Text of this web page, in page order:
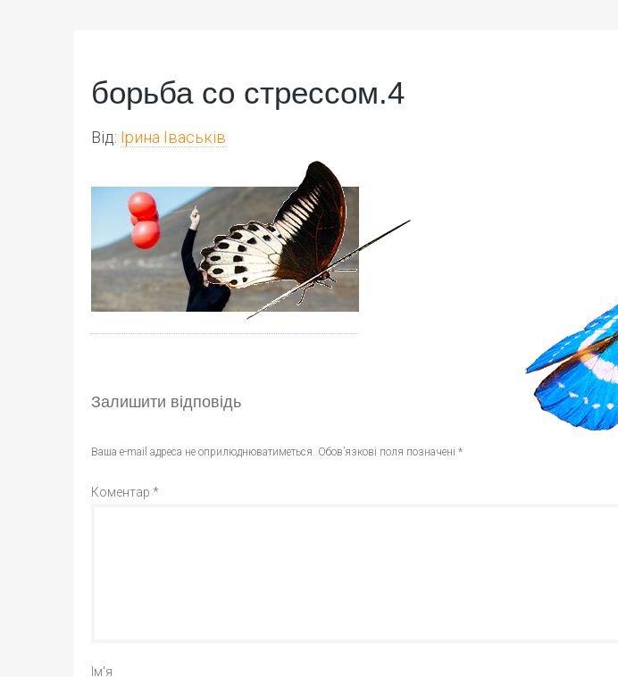
борьба со стрессом.4
Від: Ірина Іваськів
Залишити відповідь
Ваша e-mail адреса не оприлюднюватиметься. Обов’язкові поля позначені *
Коментар *
Ім'я